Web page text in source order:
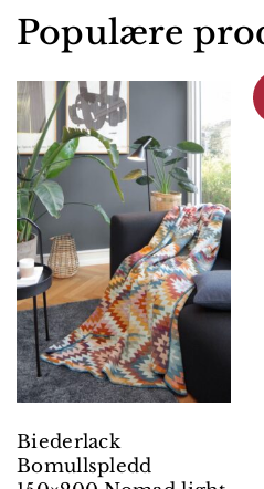
Populære
Biederlack
Bomullspledd